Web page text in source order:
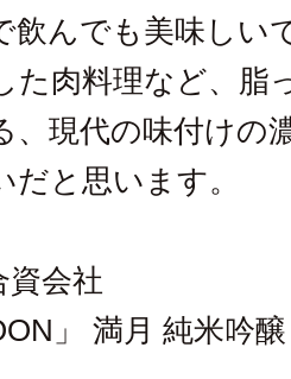
飲んでも美味しい
た肉料理など、脂
、現代の味付けの
と思います。
会社
」 満月 純米吟